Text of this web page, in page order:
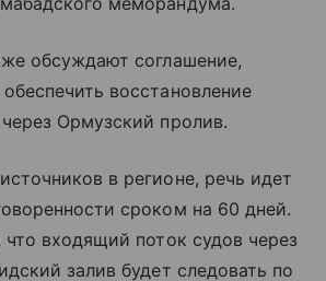
обсуждают соглашение,
восстановление
Ормузский пролив.
в регионе, речь идет
сроком на 60 дней.
что входящий поток судов через
залив будет следовать по